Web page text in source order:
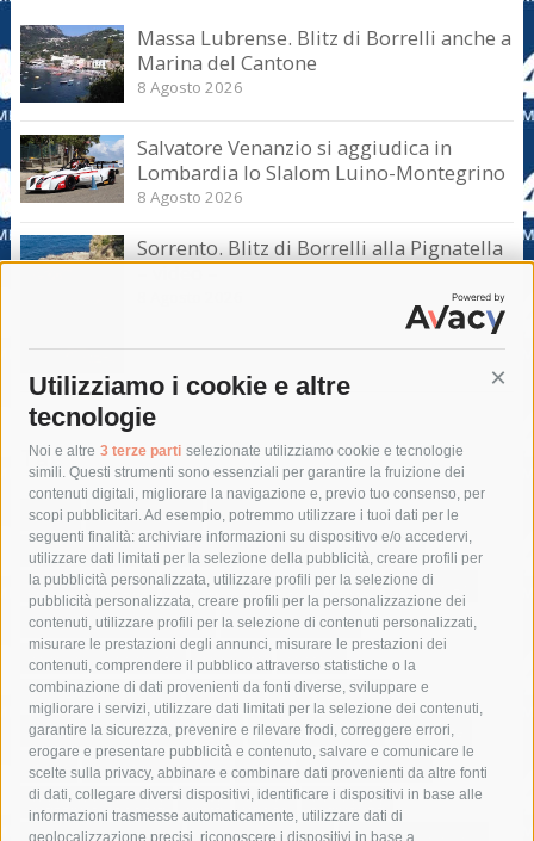
Utilizziamo i cookie e altre
tecnologie
Noi e altre 3 terze parti selezionate utilizziamo cookie e tecnologie
simili. Questi strumenti sono essenziali per garantire la fruizione dei
contenuti digitali, migliorare la navigazione e, previo tuo consenso, per
scopi pubblicitari. Ad esempio, potremmo utilizzare i tuoi dati per le
seguenti finalità: archiviare informazioni su dispositivo e/o accedervi,
utilizzare dati limitati per la selezione della pubblicità, creare profili per
la pubblicità personalizzata, utilizzare profili per la selezione di
pubblicità personalizzata, creare profili per la personalizzazione dei
contenuti, utilizzare profili per la selezione di contenuti personalizzati,
misurare le prestazioni degli annunci, misurare le prestazioni dei
contenuti, comprendere il pubblico attraverso statistiche o la
combinazione di dati provenienti da fonti diverse, sviluppare e
migliorare i servizi, utilizzare dati limitati per la selezione dei contenuti,
garantire la sicurezza, prevenire e rilevare frodi, correggere errori,
erogare e presentare pubblicità e contenuto, salvare e comunicare le
scelte sulla privacy, abbinare e combinare dati provenienti da altre fonti
di dati, collegare diversi dispositivi, identificare i dispositivi in base alle
informazioni trasmesse automaticamente, utilizzare dati di
geolocalizzazione precisi, riconoscere i dispositivi in base a
Massa Lubrense. Blitz di Borrelli anche a
Marina del Cantone
8 Agosto 2026
Salvatore Venanzio si aggiudica in
Lombardia lo Slalom Luino-Montegrino
8 Agosto 2026
Sorrento. Blitz di Borrelli alla Pignatella
– video –
Tag
acqua allerta meteo
anas
area marina protetta di punta campanella
arresto
Asl Napoli 3 sud
capitaneria di porto capri
carabinieri
castellammare di stabia
circumvesuviana
comune di sorrento
concerto
contagi
costiera amalfitana
covid-19 eav
elezioni
fondazione sorrento
gori guardia costiera
incidente
lavori
lorenzo balducelli mare
massa lubrense
massimo coppola
Meta napoli
ordinanza